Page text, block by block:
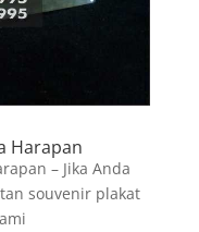
Harapan
– Jika Anda
souvenir plakat